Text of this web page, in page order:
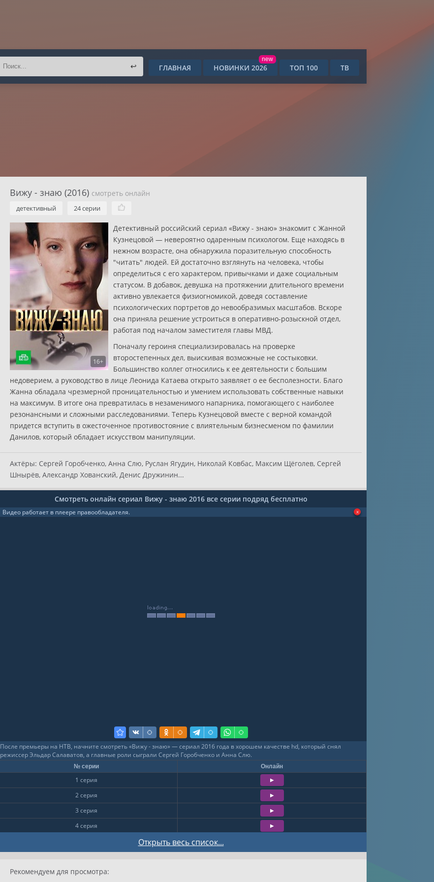
↩ ГЛАВНАЯ НОВИНКИ 2026
new
ТОП 100 ТВ
Вижу - знаю (2016) смотреть онлайн
детективный 24 серии
16+
Детективный российский сериал «Вижу - знаю» знакомит с Жанной
Кузнецовой — невероятно одаренным психологом. Еще находясь в
нежном возрасте, она обнаружила поразительную способность
"читать" людей. Ей достаточно взглянуть на человека, чтобы
определиться с его характером, привычками и даже социальным
статусом. В добавок, девушка на протяжении длительного времени
активно увлекается физиогномикой, доведя составление
психологических портретов до невообразимых масштабов. Вскоре
она приняла решение устроиться в оперативно-розыскной отдел,
работая под началом заместителя главы МВД.
Поначалу героиня специализировалась на проверке
второстепенных дел, выискивая возможные не состыковки.
Большинство коллег относились к ее деятельности с большим
недоверием, а руководство в лице Леонида Катаева открыто заявляет о ее бесполезности. Благо
Жанна обладала чрезмерной проницательностью и умением использовать собственные навыки
на максимум. В итоге она превратилась в незаменимого напарника, помогающего с наиболее
резонансными и сложными расследованиями. Теперь Кузнецовой вместе с верной командой
придется вступить в ожесточенное противостояние с влиятельным бизнесменом по фамилии
Данилов, который обладает искусством манипуляции.
Актёры: Сергей Горобченко, Анна Слю, Руслан Ягудин, Николай Ковбас, Максим Щёголев, Сергей
Шнырёв, Александр Хованский, Денис Дружинин...
Смотреть онлайн сериал Вижу - знаю 2016 все серии подряд бесплатно
Видео работает в плеере правообладателя.
После премьеры на НТВ, начните смотреть «Вижу - знаю» — сериал 2016 года в хорошем качестве hd, который снял
режиссер Эльдар Салаватов, а главные роли сыграли Сергей Горобченко и Анна Слю.
Открыть весь список...
№ серии Онлайн
1 серия
2 серия
3 серия
4 серия
7 серия
Рекомендуем для просмотра: